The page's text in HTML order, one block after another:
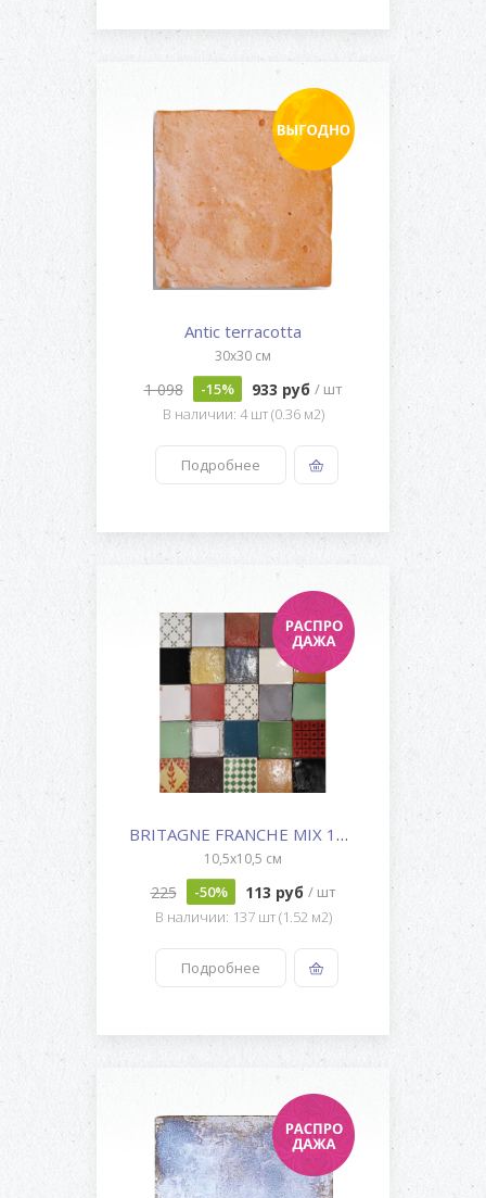
Antic terracotta
30x30 см
1 098 -15% 933 руб / шт
В наличии: 4 шт (0.36 м2)
Подробнее
BRITAGNE FRANCHE MIX 10x10
10,5x10,5 см
225 -50% 113 руб / шт
В наличии: 137 шт (1.52 м2)
Подробнее